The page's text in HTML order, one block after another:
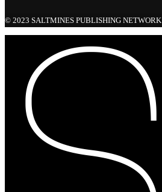
© 2023 SALTMINES PUBLISHING NETWORK